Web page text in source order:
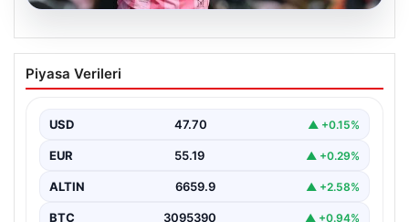
06.08.2026
Dünya Kupası sonrası da durmuyor!
Messi yapacağını yaptı
Piyasa Verileri
USD 47.70 ▲ +0.15%
EUR 55.19 ▲ +0.29%
ALTIN 6659.9 ▲ +2.58%
BTC 3095390 ▲ +0.94%